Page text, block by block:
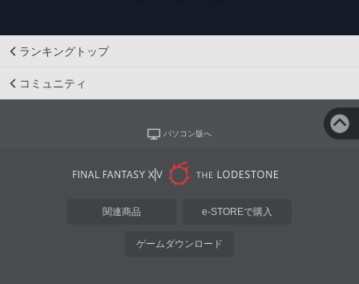
ランキングトップ
コミュニティ
パソコン版へ
関連商品 e-STOREで購入
ゲームダウンロード